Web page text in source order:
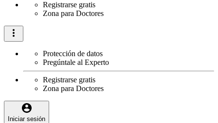
Registrarse gratis
Zona para Doctores
Protección de datos
Pregúntale al Experto
Registrarse gratis
Zona para Doctores
Iniciar sesión